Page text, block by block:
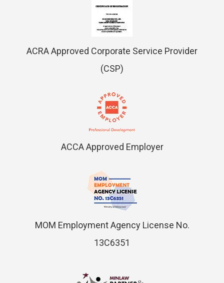
ACRA Approved Corporate Service Provider
(CSP)
ACCA Approved Employer
MOM Employment Agency License No.
13C6351